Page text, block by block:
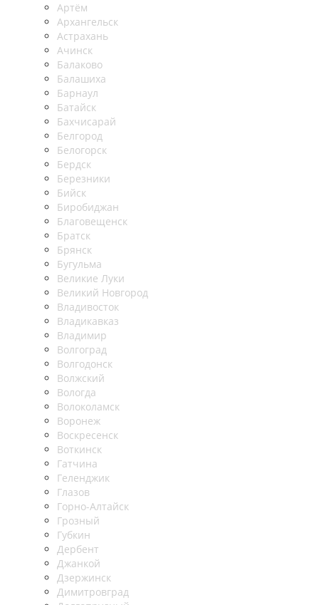
Артём
Архангельск
Астрахань
Ачинск
Балаково
Балашиха
Барнаул
Батайск
Бахчисарай
Белгород
Белогорск
Бердск
Березники
Бийск
Биробиджан
Благовещенск
Братск
Брянск
Бугульма
Великие Луки
Великий Новгород
Владивосток
Владикавказ
Владимир
Волгоград
Волгодонск
Волжский
Вологда
Волоколамск
Воронеж
Воскресенск
Воткинск
Гатчина
Геленджик
Глазов
Горно-Алтайск
Грозный
Губкин
Дербент
Джанкой
Дзержинск
Димитровград